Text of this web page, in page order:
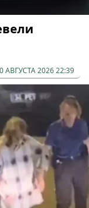
АВГУСТА 2026 22:39